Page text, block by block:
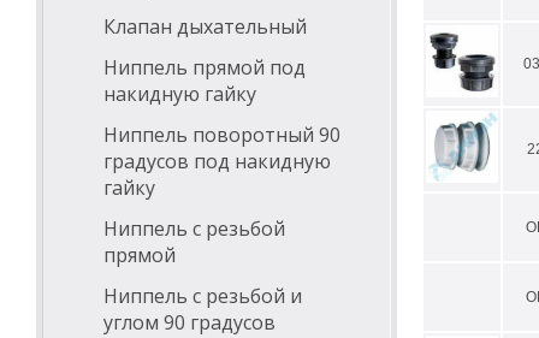
Клапан дыхательный
Ниппель прямой под
накидную гайку
Ниппель поворотный 90
градусов под накидную
гайку
Ниппель с резьбой
прямой
Ниппель с резьбой и
углом 90 градусов